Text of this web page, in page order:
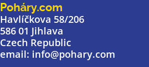
Poháry.com
Havlíčkova 58/206
586 01 Jihlava
Czech Republic
email: info@pohary.com